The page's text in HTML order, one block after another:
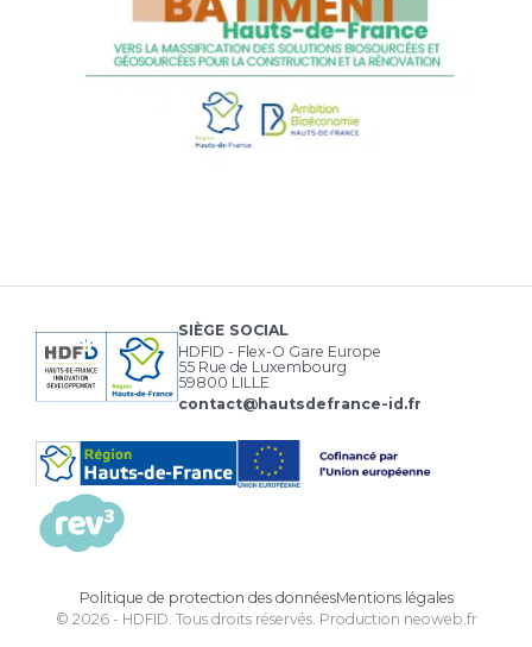
SIÈGE SOCIAL
HDFID - Flex-O Gare Europe
55 Rue de Luxembourg
59800 LILLE
contact@hautsdefrance-id.fr
Politique de protection des donnéesMentions légales
© 2026 - HDFID. Tous droits réservés. Production neoweb.fr